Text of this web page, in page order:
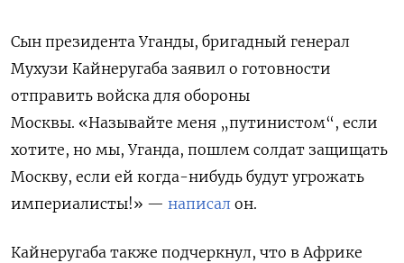
Сын президента Уганды, бригадный генерал
Мухузи Кайнеругаба заявил о готовности
отправить войска для обороны
Москвы. «Называйте меня „путинистом“, если
хотите, но мы, Уганда, пошлем солдат защищать
Москву, если ей когда-нибудь будут угрожать
империалисты!» — написал он.
Кайнеругаба также подчеркнул, что в Африке